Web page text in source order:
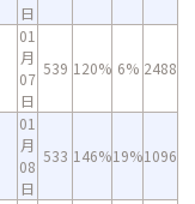
日
01
月
07
日
539 120% 6% 2488
01
月
08
日
533 146%19%1096